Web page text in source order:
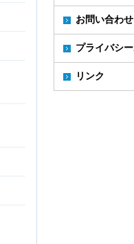
お問い合わせ
プライバシ
リンク